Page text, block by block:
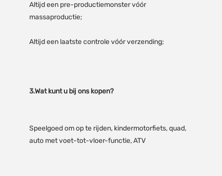
Altijd een pre-productiemonster vóór
3.Wat kunt u bij ons kopen?
Speelgoed om op te rijden, kindermotorfiets, quad,
auto met voet-tot-vloer-functie, ATV